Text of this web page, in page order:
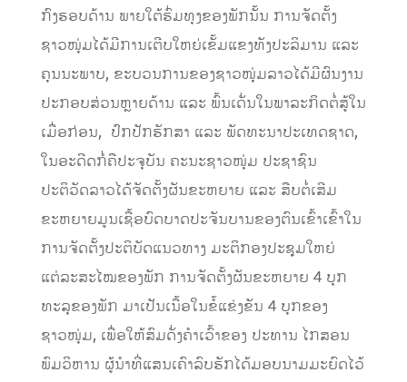
ກົງຮອບດ້ານ ພາຍໃຕ້ຮົ່ມທຸງຂອງພັກນັ້ນ ການຈັດຕັ້ງ
ຊາວໜຸ່ມໄດ້ມີການເຕີບໃຫຍ່ເຂັ້ມແຂງທັງປະລິມານ ແລະ
ຄຸນນະພາບ, ຂະບວນການຂອງຊາວໜຸ່ມລາວໄດ້ມີຜົນງານ
ປະກອບສ່ວນຫຼາຍດ້ານ ແລະ ພົ້ນເດັ່ນໃນພາລະກິດຕໍ່ສູ້ໃນ
ເມື່ອກ່ອນ, ປົກປັກຮັກສາ ແລະ ພັດທະນາປະເທດຊາດ,
ໃນອະດີດກໍ່ຄືປະຈຸບັນ ຄະນະຊາວໜຸ່ມ ປະຊາຊົນ
ປະຕິວັດລາວໄດ້ຈັດຕັ້ງຜັນຂະຫຍາຍ ແລະ ສືບຕໍ່ເສີມ
ຂະຫຍາຍມູນເຊື້ອບົດບາດປະຈັນບານຂອງຕົນເຂົ້າເຂົ້າໃນ
ການຈັດຕັ້ງປະຕິບັດແນວທາງ ມະຕິກອງປະຊຸມໃຫຍ່
ແຕ່ລະສະໄໝຂອງພັກ ການຈັດຕັ້ງຜັນຂະຫຍາຍ 4 ບຸກ
ທະລຸຂອງພັກ ມາເປັນເນື້ອໃນຂໍ້ແຂ່ງຂັນ 4 ບຸກຂອງ
ຊາວໜຸ່ມ, ເພື່ອໃຫ້ສົມດັ່ງຄຳເວົ້າຂອງ ປະທານ ໄກສອນ
ພົມວິຫານ ຜູ້ນຳທີ່ແສນເຄົາລົບຮັກໄດ້ມອບນາມມະຍົດໄວ້